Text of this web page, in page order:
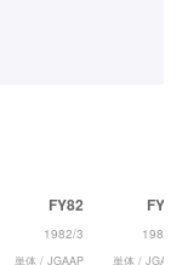
FY82
1982/3
単体 / JGAAP
FY83
1983/3
単体 / JGAAP